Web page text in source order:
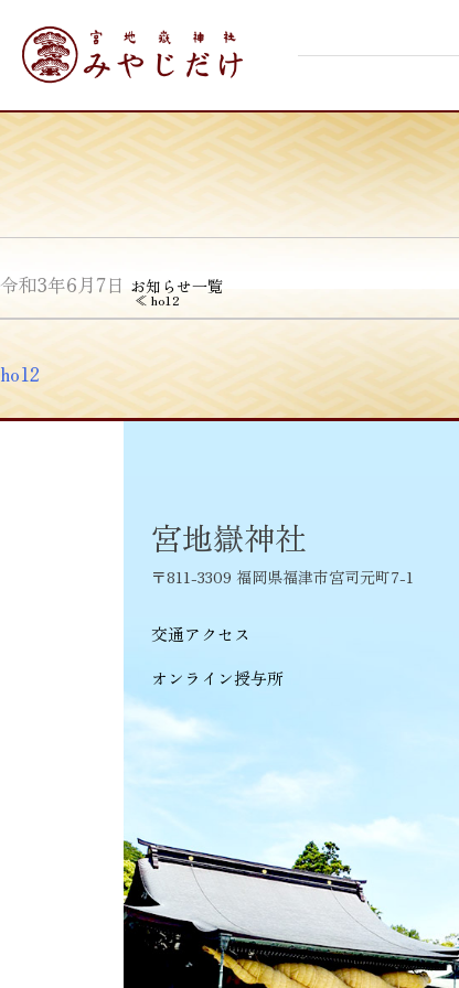
content
令和3年6月7日 お知らせ一覧
ho12
投
ナ
ビ
シ
ョ
ン
≪ho12
宮地嶽神社
〒811-3309 福岡県福津市宮司元町7-1
交通アクセス
オンライン授与所